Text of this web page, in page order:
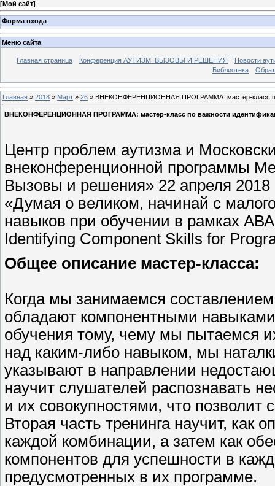
[Мой сайт]
Форма входа
Меню сайта
Главная страница Конференция АУТИЗМ: ВЫЗОВЫ И РЕШЕНИЯ
Новости
Библиотека
Главная » 2018 » Март » 26 » ВНЕКОНФЕРЕНЦИОННАЯ ПРОГРАММА: мастер-класс по
ВНЕКОНФЕРЕНЦИОННАЯ ПРОГРАММА: мастер-класс по важности
Центр проблем аутизма и
внеконференционной программы
Вызовы и решения» 22 апреля 2018
«Думая о великом, начинай с
навыков при обучении в рамках
Identifying Component Skills for
Общее описание мастер-класса:
Когда мы занимаемся
обладают компонентными
обучения тому, чему мы пытаемся
над каким-либо навыком, мы
указывают в направлении
научит слушателей распознавать
и их совокупностями, что
Вторая часть тренинга научит, как
каждой комбинации, а затем как
компонентов для успешности в
предусмотренных в их программе.